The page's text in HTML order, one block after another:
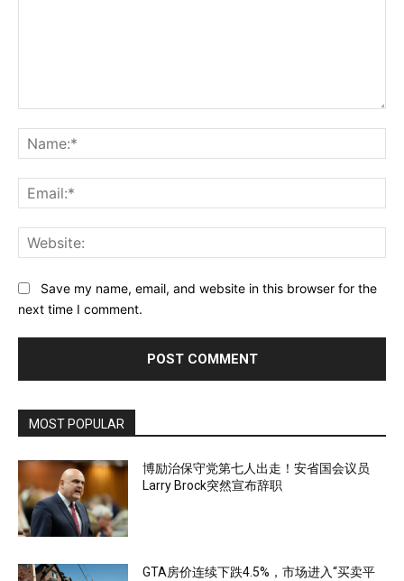
Save my name, email, and website in this browser for the
next time I comment.
MOST POPULAR
博励治保守党第七人出走！安省国会议员
Larry Brock突然宣布辞职
GTA房价连续下跌4.5%，市场进入“买卖平